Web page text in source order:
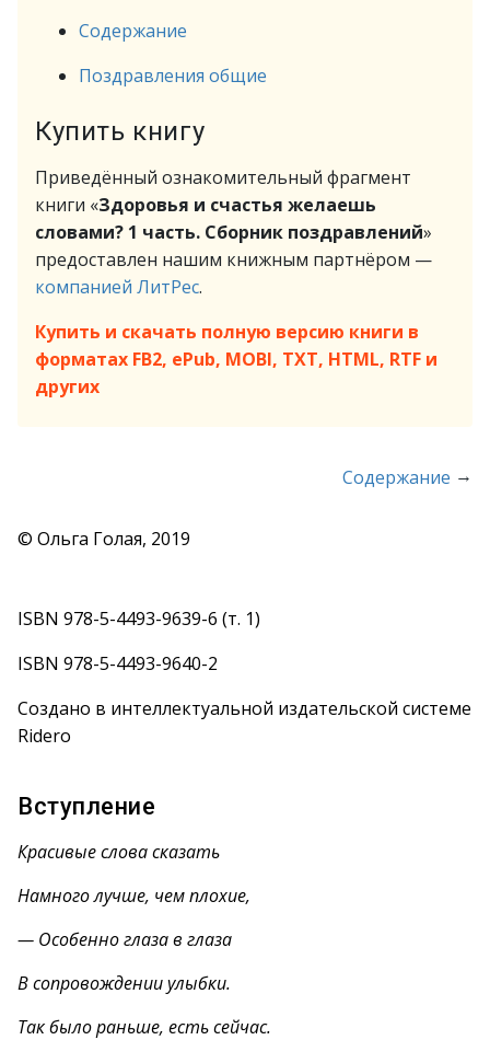
Содержание
Поздравления общие
Купить книгу
Приведённый ознакомительный фрагмент
книги «Здоровья и счастья желаешь
словами? 1 часть. Сборник поздравлений»
предоставлен нашим книжным партнёром —
компанией ЛитРес.
Купить и скачать полную версию книги в
форматах FB2, ePub, MOBI, TXT, HTML, RTF и
других
Содержание →
© Ольга Голая, 2019
ISBN 978-5-4493-9639-6 (т. 1)
ISBN 978-5-4493-9640-2
Создано в интеллектуальной издательской системе
Ridero
Вступление
Красивые слова сказать
Намного лучше, чем плохие,
— Особенно глаза в глаза
В сопровождении улыбки.
Так было раньше, есть сейчас.